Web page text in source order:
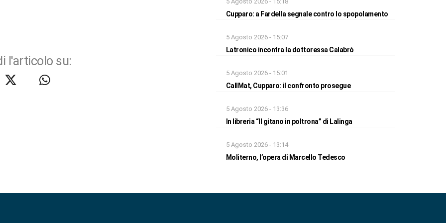
l'articolo su:
Cupparo: a Fardella segnale contro lo spopolamento
5 Agosto 2026 - 15:07
Latronico incontra la dottoressa Calabrò
5 Agosto 2026 - 15:01
CallMat, Cupparo: il confronto prosegue
5 Agosto 2026 - 13:36
In libreria “Il gitano in poltrona” di Lalinga
5 Agosto 2026 - 13:14
Moliterno, l’opera di Marcello Tedesco